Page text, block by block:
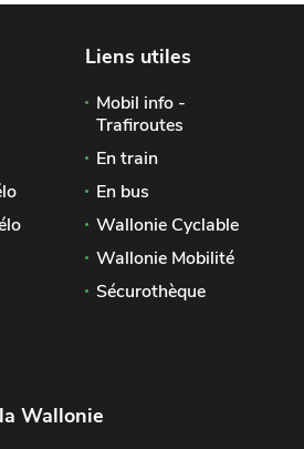
Liens utiles
Mobil info -
Trafiroutes
En train
En bus
Wallonie Cyclable
Wallonie Mobilité
Sécurothèque
Wallonie